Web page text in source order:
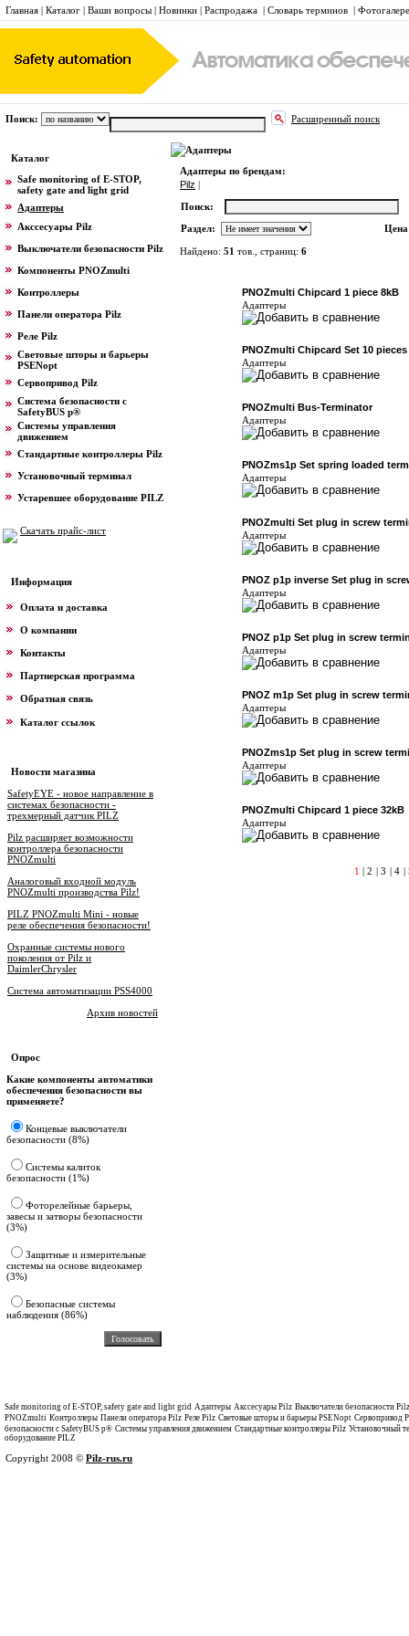
Главная | Каталог | Ваши вопросы | Новинки | Распродажа | Словарь терминов |
Поиск: Расширенный поиск
Каталог
Safe monitoring of E-STOP,
safety gate and light grid
Адаптеры
Акссесуары Pilz
Выключатели безопасности Pilz
Компоненты PNOZmulti
Контроллеры
Панели оператора Pilz
Реле Pilz
Световые шторы и барьеры
PSENopt
Сервопривод Pilz
Система безопасности с
SafetyBUS p®
Системы управления
движением
Стандартные контроллеры Pilz
Установочный терминал
Устаревшее оборудование PILZ
Скачать прайс-лист
Информация
Оплата и доставка
О компании
Контакты
Партнерская программа
Обратная связь
Каталог ссылок
Новости магазина
SafetyEYE - новое направление в
системах безопасности -
трехмерный датчик PILZ
Pilz расширяет возможности
контроллера безопасности
PNOZmulti
Аналоговый входной модуль
PNOZmulti производства Pilz!
PILZ PNOZmulti Mini - новые
реле обеспечения безопасности!
Охранные системы нового
поколения от Pilz и
DaimlerChrysler
Система автоматизации PSS4000
Архив новостей
Опрос
Какие компоненты автоматики
обеспечения безопасности вы
применяете?
Концевые выключатели
безопасности (8%)
Системы калиток
безопасности (1%)
Фоторелейные барьеры,
завесы и затворы безопасности
(3%)
Защитные и измерительные
системы на основе видеокамер
(3%)
Безопасные системы
наблюдения (86%)
Адаптеры
Адаптеры по брендам:
Pilz |
Поиск:
Раздел:
Найдено: 51 тов., страниц: 6
PNOZmulti Chipcard 1 piece 8kB
Адаптеры
PNOZmulti Chipcard Set 10 pieces
Адаптеры
PNOZmulti Bus-Terminator
Адаптеры
PNOZms1p Set spring loaded
Адаптеры
PNOZmulti Set plug in screw
Адаптеры
PNOZ p1p inverse Set plug in
Адаптеры
PNOZ p1p Set plug in screw
Адаптеры
PNOZ m1p Set plug in screw
Адаптеры
PNOZms1p Set plug in screw
Адаптеры
PNOZmulti Chipcard 1 piece 32kB
Адаптеры
1 | 2 | 3 | 4 |
Safe monitoring of E-STOP, safety gate and light grid Адаптеры Акссесуары Pilz Выключатели безопасности Pilz
PNOZmulti Контроллеры Панели оператора Pilz Реле Pilz Световые шторы и барьеры PSENopt Сервопривод
безопасности с SafetyBUS p® Системы управления движением Стандартные контроллеры Pilz Установочный
оборудование PILZ
Copyright 2008 © Pilz-rus.ru